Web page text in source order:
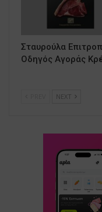
Σταυρούλα
Οδηγός Αγοράς
NEXT